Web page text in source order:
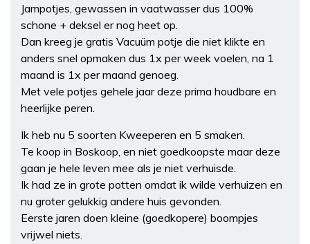
Jampotjes, gewassen in vaatwasser dus 100%
schone + deksel er nog heet op.
Dan kreeg je gratis Vacuüm potje die niet klikte en
anders snel opmaken dus 1x per week voelen, na 1
maand is 1x per maand genoeg.
Met vele potjes gehele jaar deze prima houdbare en
heerlijke peren.
Ik heb nu 5 soorten Kweeperen en 5 smaken.
Te koop in Boskoop, en niet goedkoopste maar deze
gaan je hele leven mee als je niet verhuisde.
Ik had ze in grote potten omdat ik wilde verhuizen en
nu groter gelukkig andere huis gevonden.
Eerste jaren doen kleine (goedkopere) boompjes
vrijwel niets.